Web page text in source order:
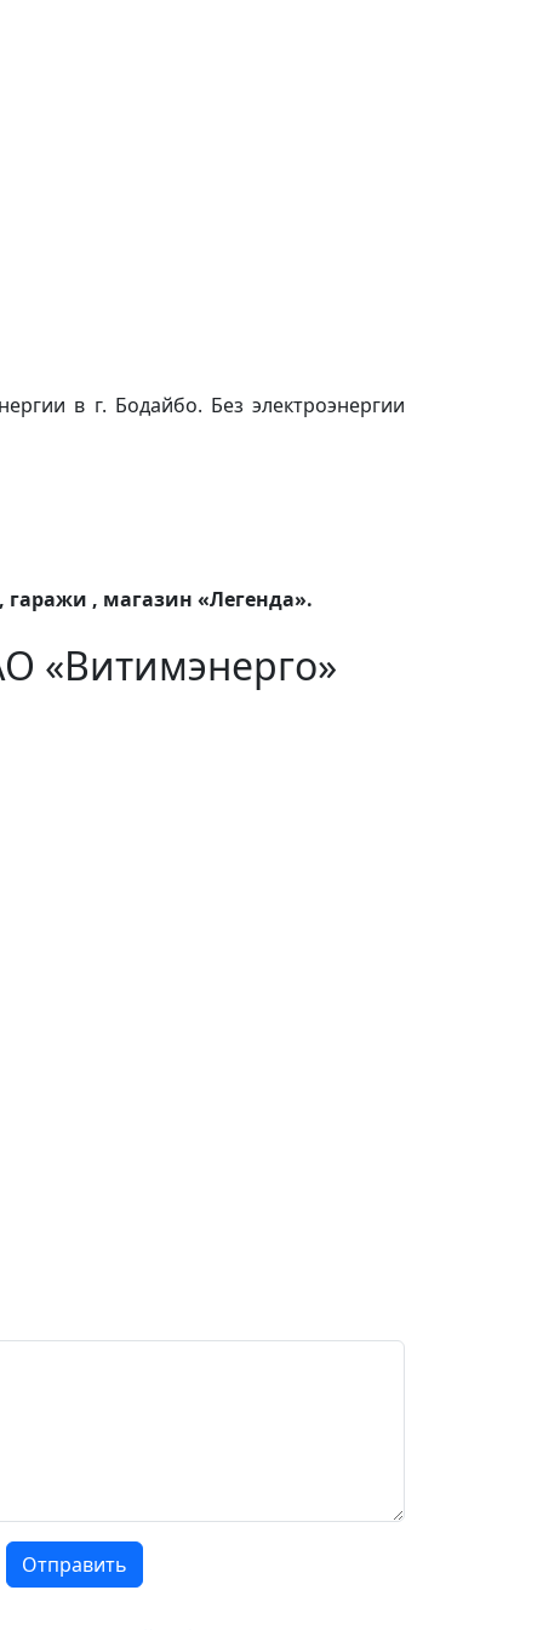
в г. Бодайбо. Без электроэнергии
, магазин «Легенда».
«Витимэнерго»
Отправить